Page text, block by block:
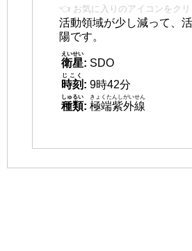
👈 お気に入りのアイコンをクリ
活動領域が少し減って、
陽です。
衛星
えいせい
: SDO
時刻
じこく
: 9時42分
種類
しゅるい
: 極端紫外線
きょくたんしがいせん